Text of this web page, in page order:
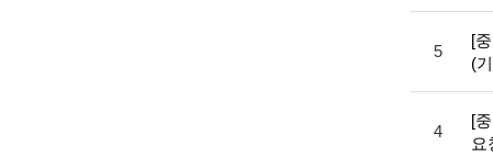
5
[
(
4
[
요